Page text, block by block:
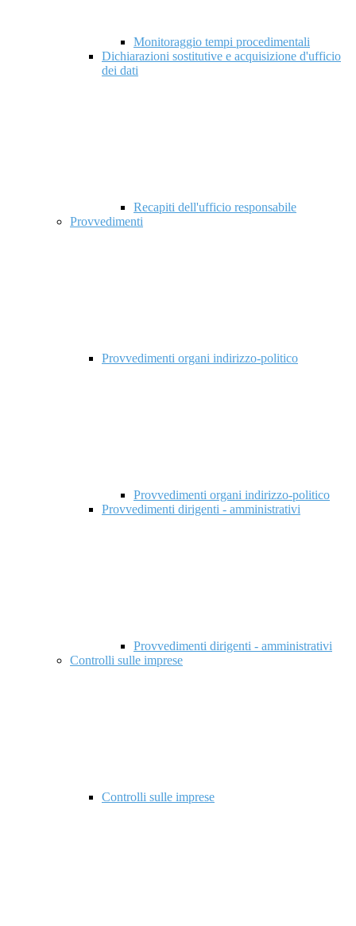
Monitoraggio tempi procedimentali
Dichiarazioni sostitutive e acquisizione d'ufficio
dei dati
Recapiti dell'ufficio responsabile
Provvedimenti
Provvedimenti organi indirizzo-politico
Provvedimenti organi indirizzo-politico
Provvedimenti dirigenti - amministrativi
Provvedimenti dirigenti - amministrativi
Controlli sulle imprese
Controlli sulle imprese